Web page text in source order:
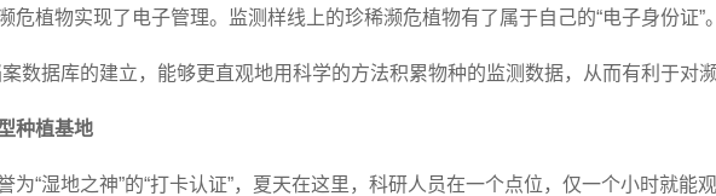
植物实现了电子管理。监测样线上的珍稀濒危植物有了属于自己的“电子身份证”。
据库的建立，能够更直观地用科学的方法积累物种的监测数据，从而有利于对濒
种植基地
湿地之神”的“打卡认证”，夏天在这里，科研人员在一个点位，仅一个小时就能